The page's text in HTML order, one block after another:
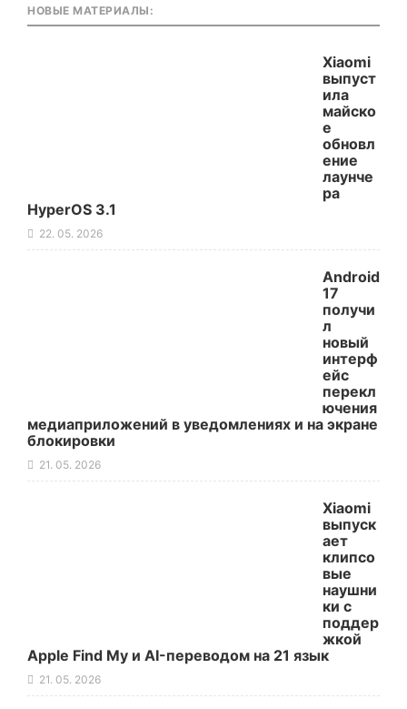
НОВЫЕ МАТЕРИАЛЫ:
Xiaomi
выпуст
ила
майско
е
обновл
ение
лаунче
ра
HyperOS 3.1
22. 05. 2026
Android
17
получи
л
новый
интерф
ейс
перекл
ючения
медиаприложений в уведомлениях и на экране
блокировки
21. 05. 2026
Xiaomi
выпуск
ает
клипсо
вые
наушни
ки с
поддер
жкой
Apple Find My и AI-переводом на 21 язык
21. 05. 2026